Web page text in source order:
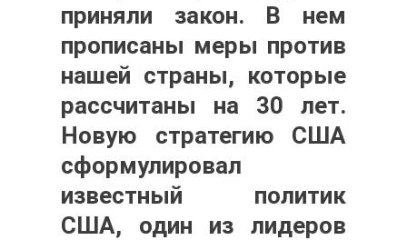
приняли закон. В нем
прописаны меры против
нашей страны, которые
рассчитаны на 30 лет.
Новую стратегию США
сформулировал
известный политик
США, один из лидеров